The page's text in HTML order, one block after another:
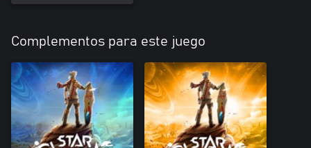
Complementos para este juego